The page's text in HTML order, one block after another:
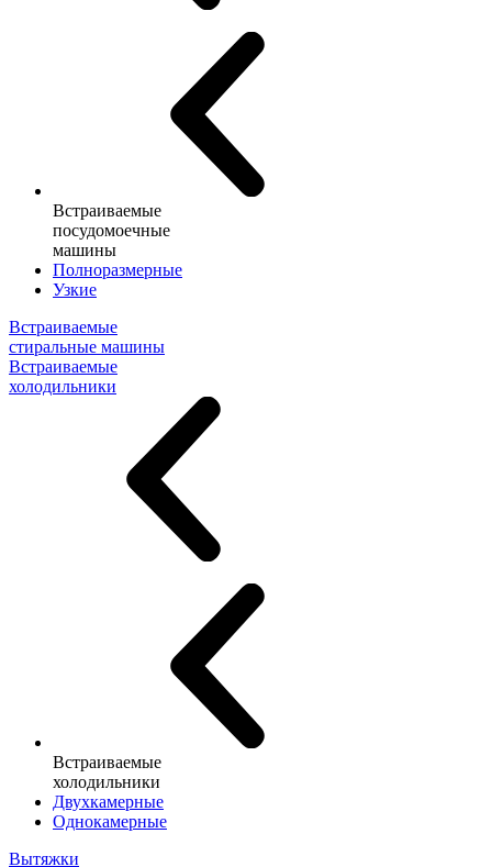
Встраиваемые
посудомоечные
машины
Полноразмерные
Узкие
Встраиваемые
стиральные машины
Встраиваемые
холодильники
Встраиваемые
холодильники
Двухкамерные
Однокамерные
Вытяжки